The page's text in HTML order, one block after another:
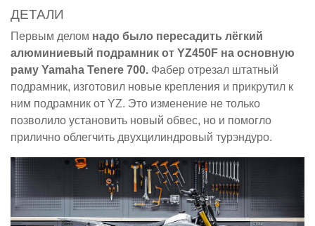
ДЕТАЛИ
Первым делом надо было пересадить лёгкий
алюминиевый подрамник от YZ450F на основную
раму Yamaha Tenere 700. Фабер отрезал штатный
подрамник, изготовил новые крепления и прикрутил к
ним подрамник от YZ. Это изменение не только
позволило установить новый обвес, но и помогло
прилично облегчить двухцилиндровый турэндуро.